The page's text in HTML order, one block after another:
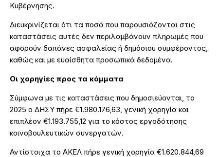
Κυβέρνησης.
Διευκρινίζεται ότι τα ποσά που παρουσιάζονται στις
καταστάσεις αυτές δεν περιλαμβάνουν πληρωμές που
αφορούν δαπάνες ασφαλείας ή δημόσιου συμφέροντος,
καθώς και με ευαίσθητα προσωπικά δεδομένα.
Οι χορηγίες προς τα κόμματα
Σύμφωνα με τις καταστάσεις που δημοσιεύονται, το
2025 ο ΔΗΣΥ πήρε €1.980.176,63, γενική χορηγία και
επιπλέον €1.193.755,12 για το κόστος εργοδότησης
κοινοβουλευτικών συνεργατών.
Αντίστοιχα το ΑΚΕΛ πήρε γενική χορηγία €1.620.844,69